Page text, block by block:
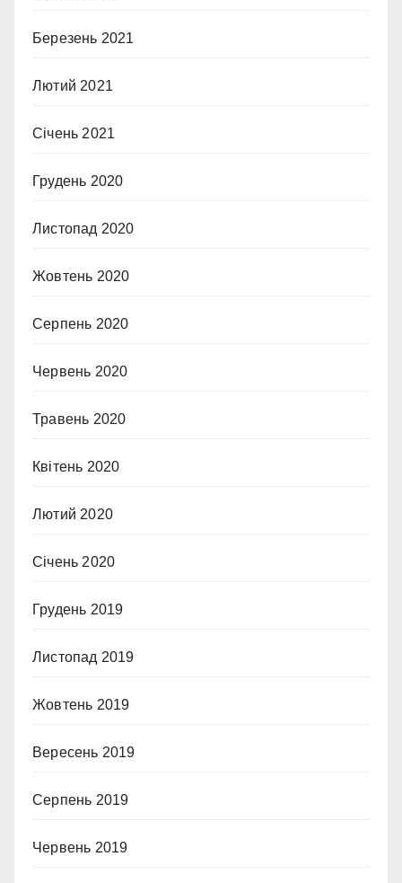
Березень 2021
Лютий 2021
Січень 2021
Грудень 2020
Листопад 2020
Жовтень 2020
Серпень 2020
Червень 2020
Травень 2020
Квітень 2020
Лютий 2020
Січень 2020
Грудень 2019
Листопад 2019
Жовтень 2019
Вересень 2019
Серпень 2019
Червень 2019